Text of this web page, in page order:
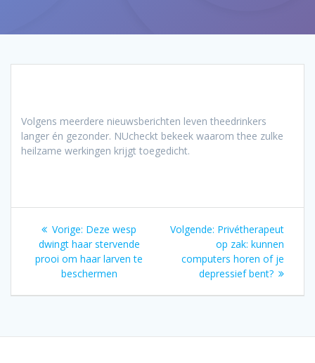
Volgens meerdere nieuwsberichten leven theedrinkers
langer én gezonder. NUcheckt bekeek waarom thee zulke
heilzame werkingen krijgt toegedicht.
Bericht
navigatie
Vorige: Vorig
bericht:
Deze wesp
dwingt haar stervende
prooi om haar larven te
beschermen
Volgende: Volgend
bericht:
Privétherapeut
op zak: kunnen
computers horen of je
depressief bent?